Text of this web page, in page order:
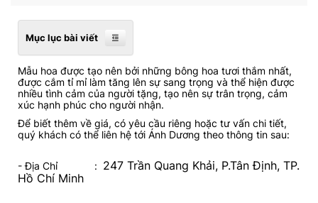
Mục lục bài viết
Mẫu hoa được tạo nên bởi những bông hoa tươi thắm nhất,
được cắm tỉ mỉ làm tăng lên sự sang trọng và thể hiện được
nhiều tình cảm của người tặng, tạo nên sự trân trọng, cảm
xúc hạnh phúc cho người nhận.
Để biết thêm về giá, có yêu cầu riêng hoặc tư vấn chi tiết,
quý khách có thể liên hệ tới Ánh Dương theo thông tin sau:
- Địa Chỉ : 247 Trần Quang Khải, P.Tân Định, TP.
Hồ Chí Minh